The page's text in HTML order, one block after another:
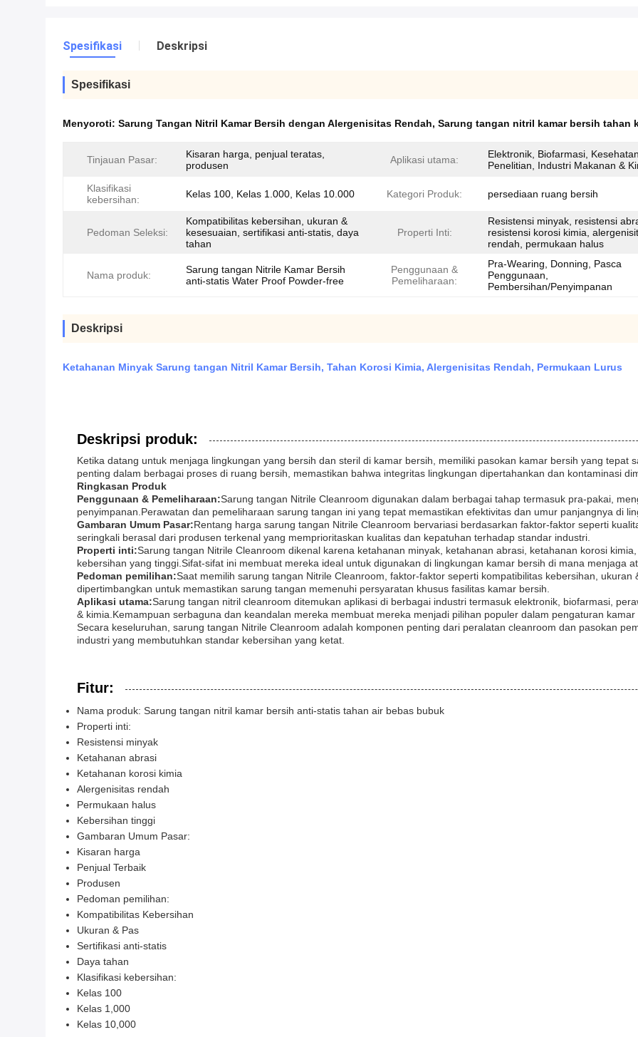
Spesifikasi Deskripsi
Spesifikasi
Menyoroti: Sarung Tangan Nitril Kamar Bersih dengan Alergenisitas Rendah, Sarung tangan nitril kamar bersih tahan
Tinjauan Pasar:
Kisaran harga, penjual teratas,
produsen
Aplikasi utama:
Elektronik, Biofarmasi,
Penelitian, Industri Makanan &
Klasifikasi
kebersihan:
Kelas 100, Kelas 1.000, Kelas 10.000 Kategori Produk: persediaan ruang bersih
Pedoman Seleksi:
Kompatibilitas kebersihan, ukuran &
kesesuaian, sertifikasi anti-statis, daya
tahan
Properti Inti:
Resistensi minyak, resistensi
resistensi korosi kimia,
rendah, permukaan halus
Nama produk:
Sarung tangan Nitrile Kamar Bersih
anti-statis Water Proof Powder-free
Penggunaan &
Pemeliharaan:
Pra-Wearing, Donning, Pasca
Penggunaan,
Pembersihan/Penyimpanan
Deskripsi
Ketahanan Minyak Sarung tangan Nitril Kamar Bersih, Tahan Korosi Kimia, Alergenisitas Rendah, Permukaan Lurus
Deskripsi produk:
Ketika datang untuk menjaga lingkungan yang bersih dan steril di kamar bersih, memiliki pasokan kamar bersih yang tepat
penting dalam berbagai proses di ruang bersih, memastikan bahwa integritas lingkungan dipertahankan dan kontaminasi
Ringkasan Produk
Penggunaan & Pemeliharaan:Sarung tangan Nitrile Cleanroom digunakan dalam berbagai tahap termasuk pra-pakai,
penyimpanan.Perawatan dan pemeliharaan sarung tangan ini yang tepat memastikan efektivitas dan umur panjangnya di
Gambaran Umum Pasar:Rentang harga sarung tangan Nitrile Cleanroom bervariasi berdasarkan faktor-faktor seperti
seringkali berasal dari produsen terkenal yang memprioritaskan kualitas dan kepatuhan terhadap standar industri.
Properti inti:Sarung tangan Nitrile Cleanroom dikenal karena ketahanan minyak, ketahanan abrasi, ketahanan korosi
kebersihan yang tinggi.Sifat-sifat ini membuat mereka ideal untuk digunakan di lingkungan kamar bersih di mana menjaga
Pedoman pemilihan:Saat memilih sarung tangan Nitrile Cleanroom, faktor-faktor seperti kompatibilitas kebersihan,
dipertimbangkan untuk memastikan sarung tangan memenuhi persyaratan khusus fasilitas kamar bersih.
Aplikasi utama:Sarung tangan nitril cleanroom ditemukan aplikasi di berbagai industri termasuk elektronik, biofarmasi,
& kimia.Kemampuan serbaguna dan keandalan mereka membuat mereka menjadi pilihan populer dalam pengaturan kamar
Secara keseluruhan, sarung tangan Nitrile Cleanroom adalah komponen penting dari peralatan cleanroom dan pasokan
industri yang membutuhkan standar kebersihan yang ketat.
Fitur:
Nama produk: Sarung tangan nitril kamar bersih anti-statis tahan air bebas bubuk
Properti inti:
Resistensi minyak
Ketahanan abrasi
Ketahanan korosi kimia
Alergenisitas rendah
Permukaan halus
Kebersihan tinggi
Gambaran Umum Pasar:
Kisaran harga
Penjual Terbaik
Produsen
Pedoman pemilihan:
Kompatibilitas Kebersihan
Ukuran & Pas
Sertifikasi anti-statis
Daya tahan
Klasifikasi kebersihan:
Kelas 100
Kelas 1,000
Kelas 10,000